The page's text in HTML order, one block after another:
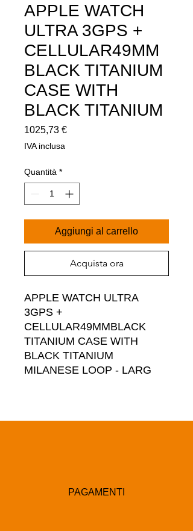
APPLE WATCH
ULTRA 3GPS +
CELLULAR49MM
BLACK TITANIUM
CASE WITH
BLACK TITANIUM
1025,73 €Prezzo
IVA inclusa
Quantità *
Aggiungi al carrello
Acquista ora
APPLE WATCH ULTRA
3GPS +
CELLULAR49MMBLACK
TITANIUM CASE WITH
BLACK TITANIUM
MILANESE LOOP - LARG
PAGAMENTI